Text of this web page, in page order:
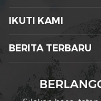
sumber daya
terbarukan
sebagai jagung).
IKUTI KAMI
BERITA TERBARU